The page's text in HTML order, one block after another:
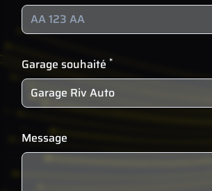
Garage souhaité *
Message